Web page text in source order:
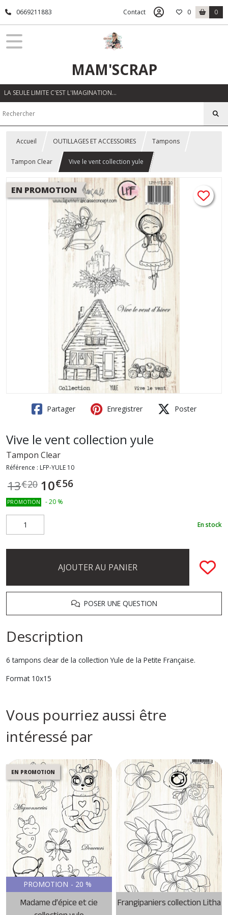
0669211883 Contact 0 0
MAM'SCRAP
LA SEULE LIMITE C'EST L'IMAGINATION…
Accueil OUTILLAGES ET ACCESSOIRES Tampons
Tampon Clear Vive le vent collection yule
EN PROMOTION
Partager Enregistrer Poster
Vive le vent collection yule
Tampon Clear
Référence : LFP-YULE 10
13€20 10€56
PROMOTION -20 %
En stock
AJOUTER AU PANIER
POSER UNE QUESTION
Description
6 tampons clear de la collection Yule de la Petite Française.
Format 10x15
Vous pourriez aussi être
intéressé par
EN PROMOTION
PROMOTION - 20 %
Madame d’épice et cie
Frangipaniers collection Litha